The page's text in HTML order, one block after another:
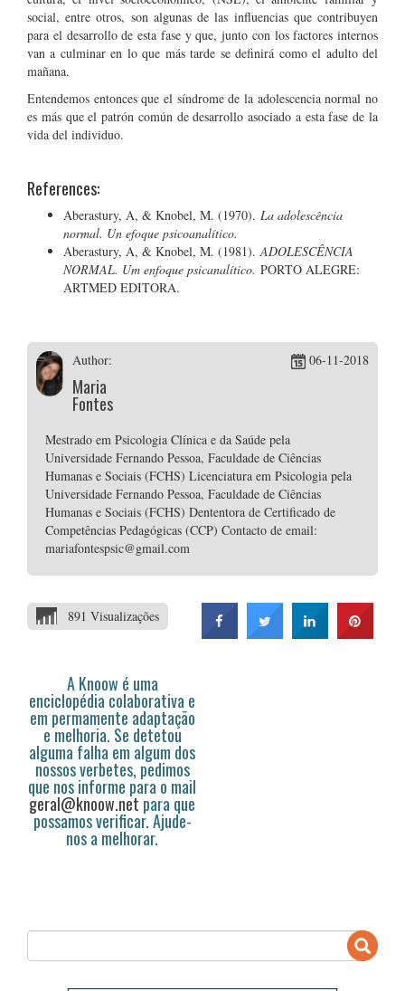
social, entre otros, son algunas de las influencias que contribuyen
para el desarrollo de esta fase y que, junto con los factores internos
van a culminar en lo que más tarde se definirá como el adulto del
mañana.
Entendemos entonces que el síndrome de la adolescencia normal no
es más que el patrón común de desarrollo asociado a esta fase de la
vida del individuo.
References:
Aberastury, A, & Knobel, M. (1970). La adolescência
normal. Un efoque psicoanalítico.
Aberastury, A, & Knobel, M. (1981).ADOLESCÊNCIA
NORMAL. Um enfoque psicanalítico. PORTO ALEGRE:
ARTMED EDITORA.
Author:
Maria
Fontes
06-11-2018
Mestrado em Psicologia Clínica e da Saúde pela
Universidade Fernando Pessoa, Faculdade de Ciências
Humanas e Sociais (FCHS) Licenciatura em Psicologia pela
Universidade Fernando Pessoa, Faculdade de Ciências
Humanas e Sociais (FCHS) Dententora de Certificado de
Competências Pedagógicas (CCP) Contacto de email:
mariafontespsic@gmail.com
891 Visualizações
A Knoow é uma
enciclopédia colaborativa e
em permamente adaptação
e melhoria. Se detetou
alguma falha em algum dos
nossos verbetes, pedimos
que nos informe para o mail
geral@knoow.net para que
possamos verificar. Ajude-
nos a melhorar.